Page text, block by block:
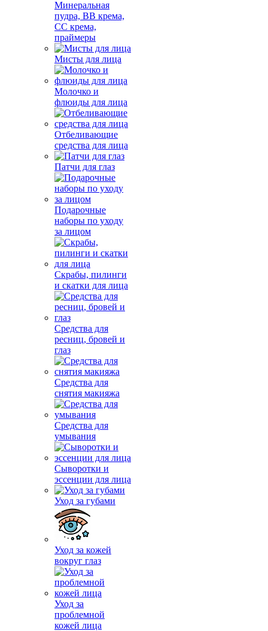
Минеральная
пудра, BB крема,
СС крема,
праймеры
Мисты для лица
Молочко и
флюиды для лица
Отбеливающие
средства для лица
Патчи для глаз
Подарочные
наборы по уходу
за лицом
Скрабы, пилинги
и скатки для лица
Средства для
ресниц, бровей и
глаз
Средства для
снятия макияжа
Средства для
умывания
Сыворотки и
эссенции для лица
Уход за губами
Уход за кожей
вокруг глаз
Уход за
проблемной
кожей лица